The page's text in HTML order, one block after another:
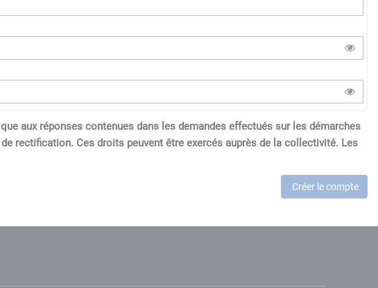
aux réponses contenues dans les demandes effectués sur les démarches
rectification. Ces droits peuvent être exercés auprès de la collectivité. Les
Créer le compte